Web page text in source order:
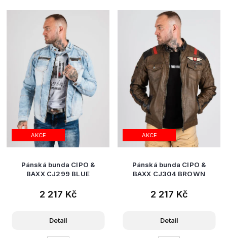
AKCE
Pánská bunda CIPO &
BAXX CJ299 BLUE
2 217 Kč
Detail
AKCE
Pánská bunda CIPO &
BAXX CJ304 BROWN
2 217 Kč
Detail